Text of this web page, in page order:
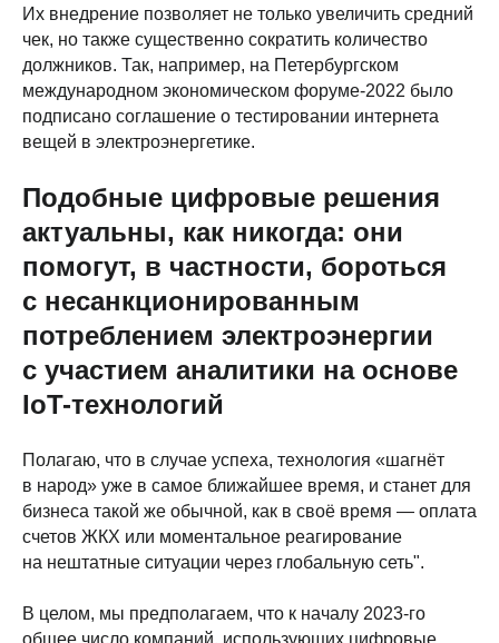
Их внедрение позволяет не только увеличить средний
чек, но также существенно сократить количество
должников. Так, например, на Петербургском
международном экономическом форуме-2022 было
подписано соглашение о тестировании интернета
вещей в электроэнергетике.
Подобные цифровые решения
актуальны, как никогда: они
помогут, в частности, бороться
с несанкционированным
потреблением электроэнергии
с участием аналитики на основе
IoT-технологий
Полагаю, что в случае успеха, технология «шагнёт
в народ» уже в самое ближайшее время, и станет для
бизнеса такой же обычной, как в своё время — оплата
счетов ЖКХ или моментальное реагирование
на нештатные ситуации через глобальную сеть".
В целом, мы предполагаем, что к началу 2023-го